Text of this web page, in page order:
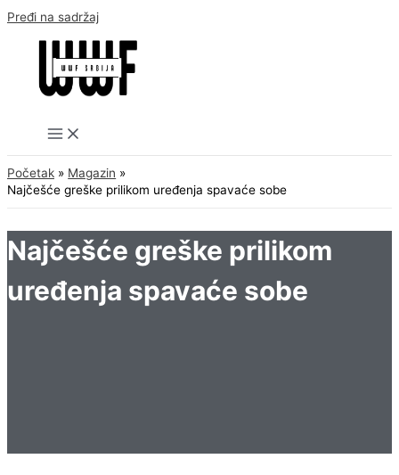
Pređi na sadržaj
Početak
Magazin
Najčešće greške prilikom uređenja spavaće sobe
Najčešće greške prilikom
uređenja spavaće sobe